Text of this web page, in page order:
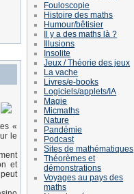
«
le
et
Fouloscopie
Histoire des maths
Humour/bêtisier
Il y a des maths là ?
Illusions
Insolite
Jeux / Théorie des jeux
La vache
Livres/e-books
Logiciels/applets/IA
Magie
Micmaths
Nature
Pandémie
Podcast
Sites de mathématiques
Théorèmes et
démonstrations
Voyages au pays des
maths